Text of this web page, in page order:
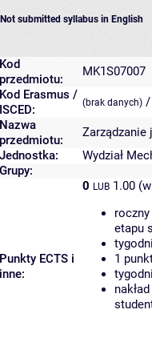
Not submitted syllabus in English
Kod
przedmiotu:
MK1S07007
Kod Erasmus /
ISCED:
(brak danych) /
Nazwa
przedmiotu:
Zarządzanie
Jednostka:
Wydział
Grupy:
Punkty ECTS i
inne:
0 LUB 1.00
etapu
1